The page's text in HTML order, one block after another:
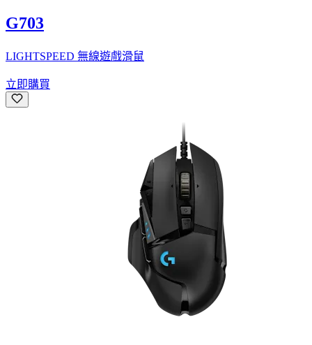
G703
LIGHTSPEED 無線遊戲滑鼠
立即購買